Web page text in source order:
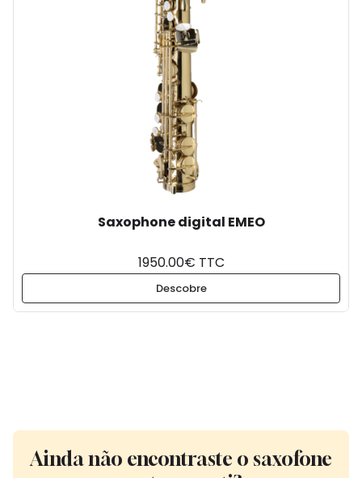
Saxophone digital EMEO
1950.00€ TTC
Descobre
Ainda não encontraste o saxofone